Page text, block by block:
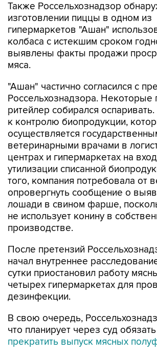
Также Россельхознадзор
изготовлении пиццы в одном из
гипермаркетов "Ашан"
колбаса с истекшим сроком
выявлены факты продажи
мяса.
"Ашан" частично согласился с
Россельхознадзора. Некоторые
ритейлер собирался оспаривать.
к контролю биопродукции,
осуществляется
ветеринарными врачами в
центрах и гипермаркетах на
утилизации списанной
того, компания потребовала от
опровергнуть сообщение о
лошади в свином фарше,
не использует конину в
производстве.
После претензий
начал внутреннее
сутки приостановил работу
четырех гипермаркетах для
дезинфекции.
В свою очередь,
что планирует через суд
прекратить выпуск мясных